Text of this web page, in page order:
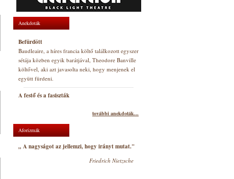
Anekdoták
Befürdött
Baudleaire, a híres francia költő találkozott egyszer
sétája közben egyik barátjával, Theodore Banville
költővel, aki azt javasolta neki, hogy menjenek el
együtt fürdeni.
A festő és a fasiszták
további anekdoták...
Aforizmák
„ A nagyságot az jellemzi, hogy irányt mutat."
Friedrich Nietzsche